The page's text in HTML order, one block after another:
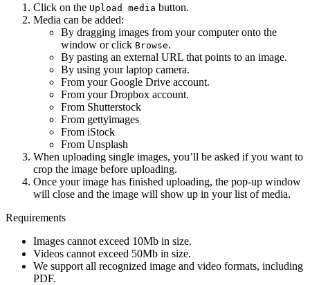
Click on the Upload media button.
Media can be added:
By dragging images from your computer onto the
window or click Browse.
By pasting an external URL that points to an image.
By using your laptop camera.
From your Google Drive account.
From your Dropbox account.
From Shutterstock
From gettyimages
From iStock
From Unsplash
When uploading single images, you’ll be asked if you want to
crop the image before uploading.
Once your image has finished uploading, the pop-up window
will close and the image will show up in your list of media.
Requirements
Images cannot exceed 10Mb in size.
Videos cannot exceed 50Mb in size.
We support all recognized image and video formats, including
PDF.